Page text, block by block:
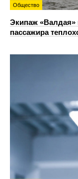
Общество
Экипаж «Валдая»
пассажира